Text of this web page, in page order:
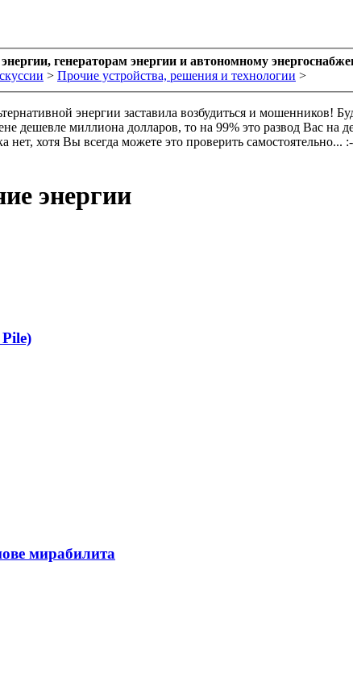
генераторам энергии и автономному
> Прочие устройства, решения и технологии >
энергии заставила возбудиться и мошенников!
дешевле миллиона долларов, то на 99% это развод Вас
хотя Вы всегда можете это проверить самостоятельно...
энергии
мирабилита